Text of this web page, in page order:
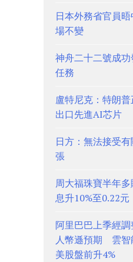
日本外務省官員
場不變
神舟二十二號成
任務
盧特尼克：特朗
出口先進AI芯片
日方：無法接受
張
周大福珠寶半年
息升10%至0.22
阿里巴巴上季經
人幣遜預期 雲
美股盤前升4%